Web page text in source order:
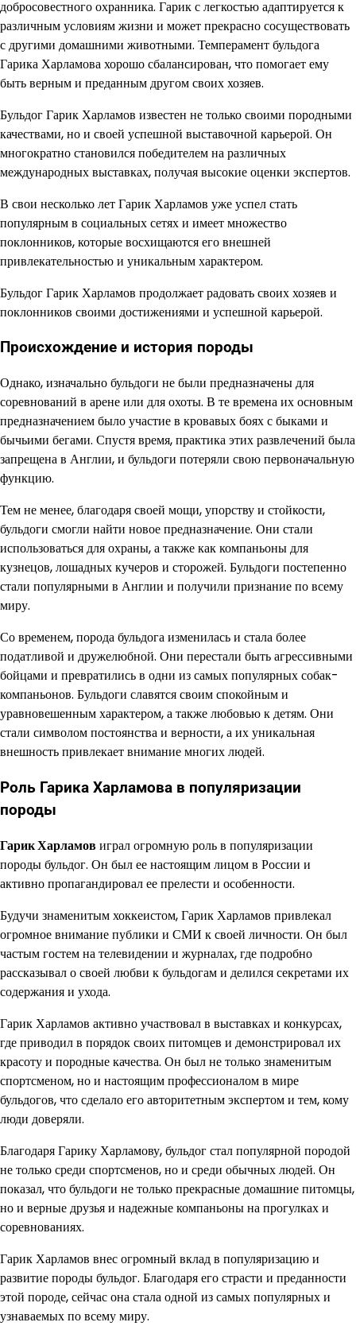
добросовестного охранника. Гарик с легкостью адаптируется к
различным условиям жизни и может прекрасно сосуществовать
с другими домашними животными. Темперамент бульдога
Гарика Харламова хорошо сбалансирован, что помогает ему
быть верным и преданным другом своих хозяев.
Бульдог Гарик Харламов известен не только своими породными
качествами, но и своей успешной выставочной карьерой. Он
многократно становился победителем на различных
международных выставках, получая высокие оценки экспертов.
В свои несколько лет Гарик Харламов уже успел стать
популярным в социальных сетях и имеет множество
поклонников, которые восхищаются его внешней
привлекательностью и уникальным характером.
Бульдог Гарик Харламов продолжает радовать своих хозяев и
поклонников своими достижениями и успешной карьерой.
Происхождение и история породы
Однако, изначально бульдоги не были предназначены для
соревнований в арене или для охоты. В те времена их основным
предназначением было участие в кровавых боях с быками и
бычьими бегами. Спустя время, практика этих развлечений была
запрещена в Англии, и бульдоги потеряли свою первоначальную
функцию.
Тем не менее, благодаря своей мощи, упорству и стойкости,
бульдоги смогли найти новое предназначение. Они стали
использоваться для охраны, а также как компаньоны для
кузнецов, лошадных кучеров и сторожей. Бульдоги постепенно
стали популярными в Англии и получили признание по всему
миру.
Со временем, порода бульдога изменилась и стала более
податливой и дружелюбной. Они перестали быть агрессивными
бойцами и превратились в одни из самых популярных собак-
компаньонов. Бульдоги славятся своим спокойным и
уравновешенным характером, а также любовью к детям. Они
стали символом постоянства и верности, а их уникальная
внешность привлекает внимание многих людей.
Роль Гарика Харламова в популяризации
породы
Гарик Харламовиграл огромную роль в популяризации
породы бульдог. Он был ее настоящим лицом в России и
активно пропагандировал ее прелести и особенности.
Будучи знаменитым хоккеистом, Гарик Харламов привлекал
огромное внимание публики и СМИ к своей личности. Он был
частым гостем на телевидении и журналах, где подробно
рассказывал о своей любви к бульдогам и делился секретами их
содержания и ухода.
Гарик Харламов активно участвовал в выставках и конкурсах,
где приводил в порядок своих питомцев и демонстрировал их
красоту и породные качества. Он был не только знаменитым
спортсменом, но и настоящим профессионалом в мире
бульдогов, что сделало его авторитетным экспертом и тем, кому
люди доверяли.
Благодаря Гарику Харламову, бульдог стал популярной породой
не только среди спортсменов, но и среди обычных людей. Он
показал, что бульдоги не только прекрасные домашние питомцы,
но и верные друзья и надежные компаньоны на прогулках и
соревнованиях.
Гарик Харламов внес огромный вклад в популяризацию и
развитие породы бульдог. Благодаря его страсти и преданности
этой породе, сейчас она стала одной из самых популярных и
узнаваемых по всему миру.